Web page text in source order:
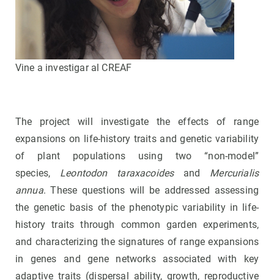
Vine a investigar al CREAF
The project will investigate the effects of range
expansions on life-history traits and genetic variability
of plant populations using two “non-model”
species, Leontodon taraxacoidesand Mercurialis
annua. These questions will be addressed assessing
the genetic basis of the phenotypic variability in life-
history traits through common garden experiments,
and characterizing the signatures of range expansions
in genes and gene networks associated with key
adaptive traits (dispersal ability, growth, reproductive